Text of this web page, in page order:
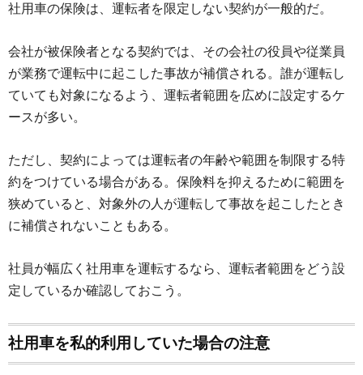
社用車の保険は、運転者を限定しない契約が一般的だ。
会社が被保険者となる契約では、その会社の役員や従業員
が業務で運転中に起こした事故が補償される。誰が運転し
ていても対象になるよう、運転者範囲を広めに設定するケ
ースが多い。
ただし、契約によっては運転者の年齢や範囲を制限する特
約をつけている場合がある。保険料を抑えるために範囲を
狭めていると、対象外の人が運転して事故を起こしたとき
に補償されないこともある。
社員が幅広く社用車を運転するなら、運転者範囲をどう設
定しているか確認しておこう。
社用車を私的利用していた場合の注意